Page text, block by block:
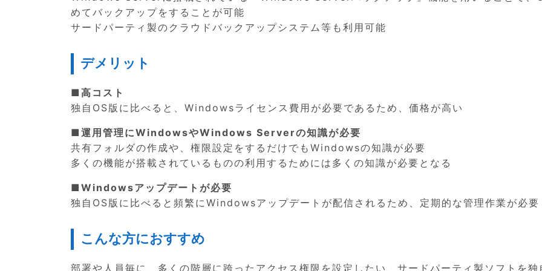
めてバックアップをすることが可能
サードパーティ製のクラウドバックアップシステム等も利用可能
デメリット
■高コスト
独自OS版に比べると、Windowsライセンス費用が必要であるため、価格が高い
■運用管理にWindowsやWindows Serverの知識が必要
共有フォルダの作成や、権限設定をするだけでもWindowsの知識が必要
多くの機能が搭載されているものの利用するためには多くの知識が必要となる
■Windowsアップデートが必要
独自OS版に比べると頻繁にWindowsアップデートが配信されるため、定期的な管理作業が必要
こんな方におすすめ
部署や人員毎に、多くの階層に跨ったアクセス権限を設定したい、サードパーティ製ソフトを独